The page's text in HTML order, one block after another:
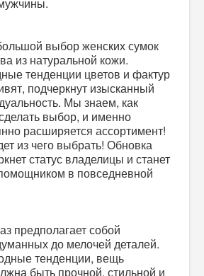
выбор женских сумок
из натуральной кожи.
тенденции цветов и фактур
подчеркнут изысканный
Мы знаем, как
выбор, и именно
расширяется ассортимент!
из чего выбрать! Обновка
статус владелицы и станет
в повседневной
предполагает собой
до мелочей деталей.
тенденции, вещь
быть прочной, стильной и